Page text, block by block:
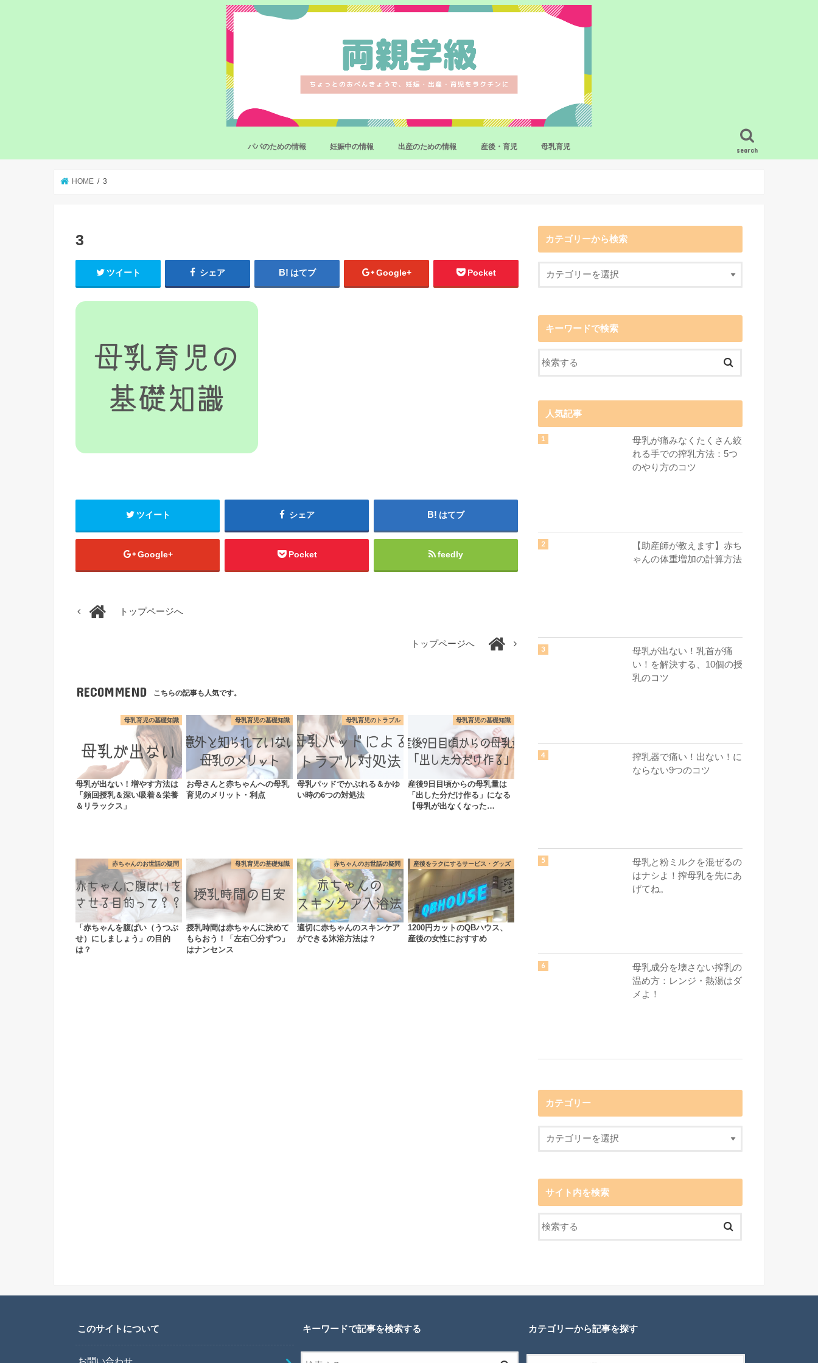
search
パパのための情報 妊娠中の情報 出産のための情報 産後・育児 母乳育児
HOME 3
3
ツイート シェア はてブ Google+ Pocket
ツイート シェア はてブ
Google+ Pocket feedly
トップページへ
トップページへ
RECOMMEND こちらの記事も人気です。
母乳育児の基礎知識
母乳が出ない！増やす方法は
「頻回授乳＆深い吸着＆栄養
＆リラックス」
母乳育児の基礎知識
お母さんと赤ちゃんへの母乳
育児のメリット・利点
母乳育児のトラブル
母乳パッドでかぶれる＆かゆ
い時の6つの対処法
母乳育児の基礎知識
産後9日目頃からの母乳量は
「出した分だけ作る」になる
【母乳が出なくなった…
赤ちゃんのお世話の疑問
「赤ちゃんを腹ばい（うつぶ
せ）にしましょう」の目的
は？
母乳育児の基礎知識
授乳時間は赤ちゃんに決めて
もらおう！「左右〇分ずつ」
はナンセンス
赤ちゃんのお世話の疑問
適切に赤ちゃんのスキンケア
ができる沐浴方法は？
産後をラクにするサービス・グッズ
1200円カットのQBハウス、
産後の女性におすすめ
カテゴリーから検索
キーワードで検索
人気記事
母乳が痛みなくたくさん絞
れる手での搾乳方法：5つ
のやり方のコツ
【助産師が教えます】赤ち
ゃんの体重増加の計算方法
母乳が出ない！乳首が痛
い！を解決する、10個の授
乳のコツ
搾乳器で痛い！出ない！に
ならない9つのコツ
母乳と粉ミルクを混ぜるの
はナシよ！搾母乳を先にあ
げてね。
母乳成分を壊さない搾乳の
温め方：レンジ・熱湯はダ
メよ！
カテゴリー
サイト内を検索
このサイトについて キーワードで記事を検索する カテゴリーから記事を探す